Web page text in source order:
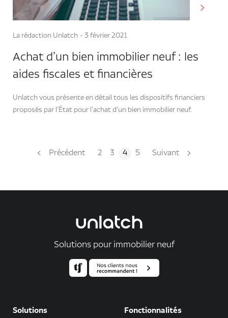
La rédaction Unlatch 3 février 2021
Achat d’un bien immobilier neuf : les
aides fiscales et financières
Unlatch vous présente en détail tous les dispositifs financiers
proposés par l’État pour l’achat d’un bien immobilier neuf.
Précédent 2 3 4 5 Suivant
Solutions pour immobilier neuf
Solutions Fonctionnalités